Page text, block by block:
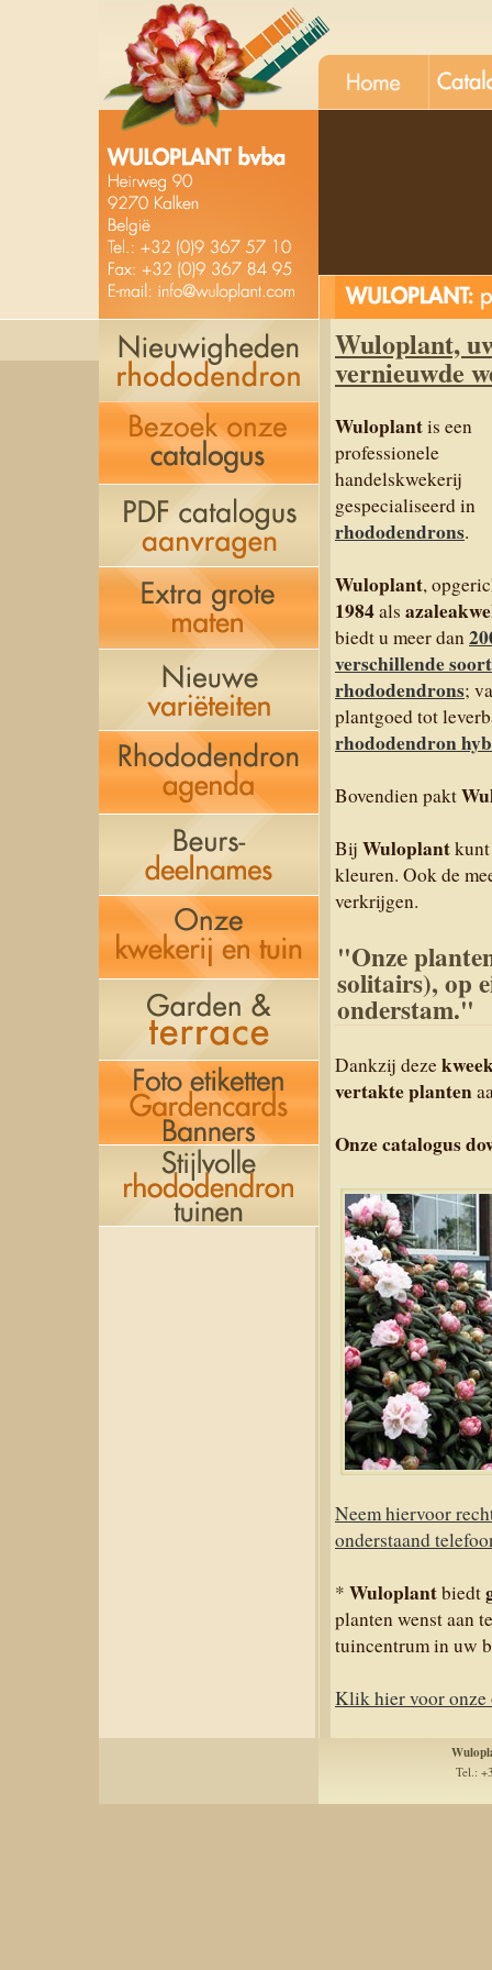
Wuloplant,
vernieuwde
Wuloplantis een
professionele
handelskwekerij
gespecialiseerd in
rhododendrons.
Wuloplant,
1984als
biedt u meer dan
verschillende
rhododendrons;
plantgoed tot
rhododendron
Bovendien pakt
Bij Wuloplant
kleuren. Ook de
verkrijgen.
"Onze
solitairs), op
onderstam."
Dankzij deze
vertakte planten
Onze catalogus
Neem hiervoor
onderstaand
* Wuloplantbiedt
planten wenst aan
tuincentrum in uw
Klik hier voor onze
Tel.: